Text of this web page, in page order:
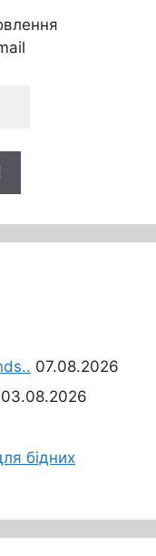
07.08.2026
03.08.2026
бідних